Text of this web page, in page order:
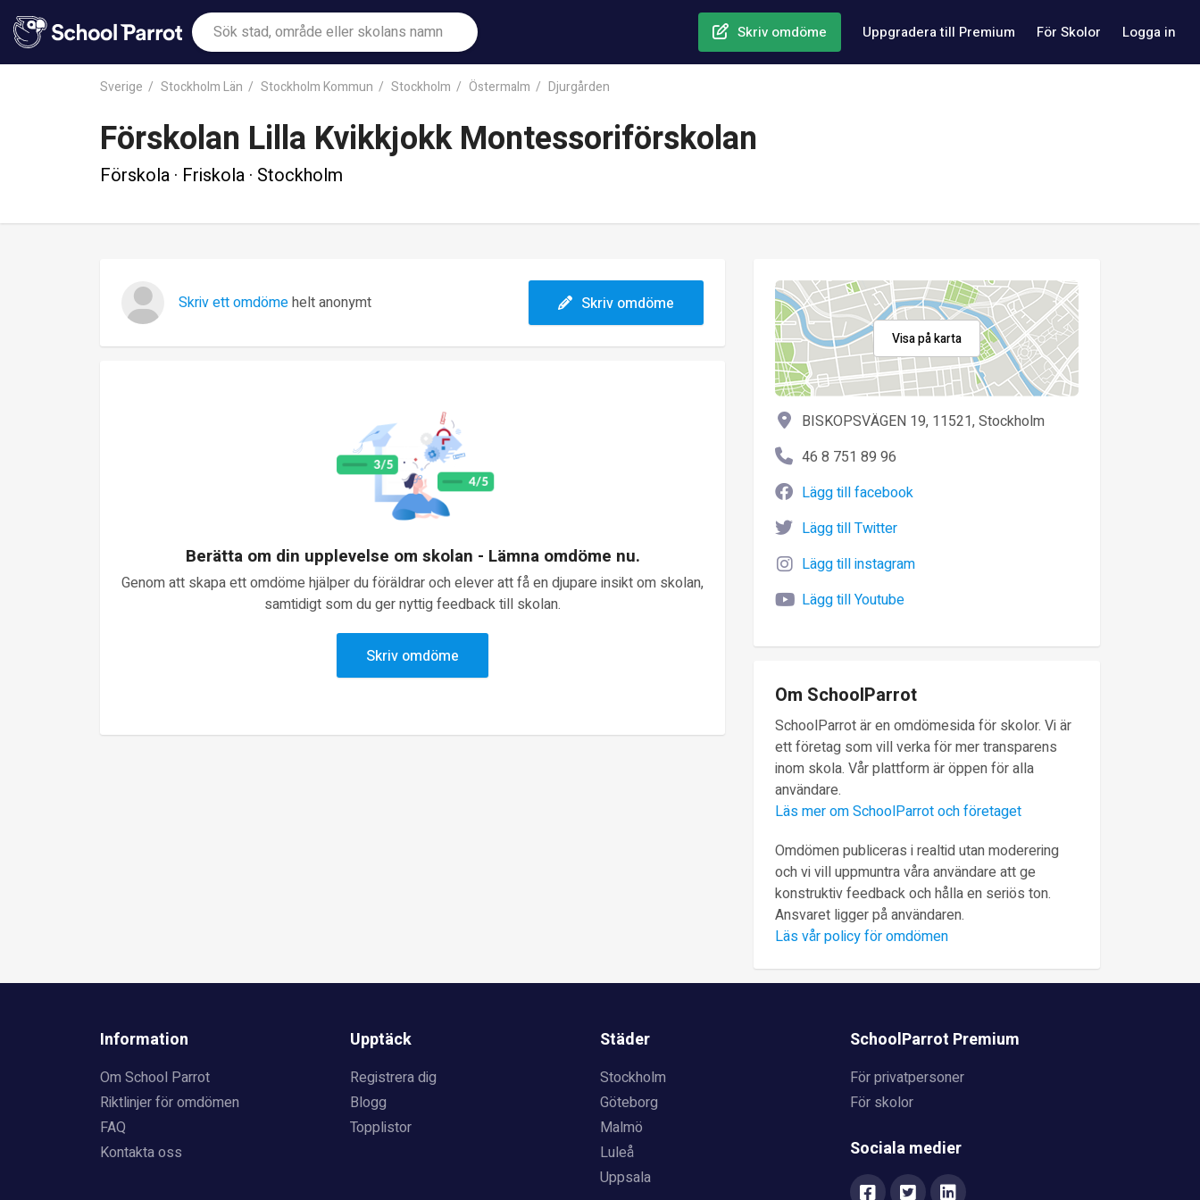
Skriv omdöme Uppgradera till Premium För Skolor Logga in
Sverige Stockholm Län Stockholm Kommun Stockholm Östermalm Djurgården
Förskolan Lilla Kvikkjokk Montessoriförskolan
Förskola · Friskola · Stockholm
Skriv ett omdömehelt anonymt Skriv omdöme
Berätta om din upplevelse om skolan - Lämna omdöme nu.
Genom att skapa ett omdöme hjälper du föräldrar och elever att få en djupare insikt om skolan,
samtidigt som du ger nyttig feedback till skolan.
Skriv omdöme
Visa på karta
BISKOPSVÄGEN 19, 11521, Stockholm
46 8 751 89 96
Lägg till facebook
Lägg till Twitter
Lägg till instagram
Lägg till Youtube
Om SchoolParrot
SchoolParrot är en omdömesida för skolor. Vi är
ett företag som vill verka för mer transparens
inom skola. Vår plattform är öppen för alla
användare.
Läs mer om SchoolParrot och företaget
Omdömen publiceras i realtid utan moderering
och vi vill uppmuntra våra användare att ge
konstruktiv feedback och hålla en seriös ton.
Ansvaret ligger på användaren.
Läs vår policy för omdömen
Information
Om School Parrot
Riktlinjer för omdömen
FAQ
Kontakta oss
Upptäck
Registrera dig
Blogg
Topplistor
Städer
Stockholm
Göteborg
Malmö
Luleå
Uppsala
SchoolParrot Premium
För privatpersoner
För skolor
Sociala medier